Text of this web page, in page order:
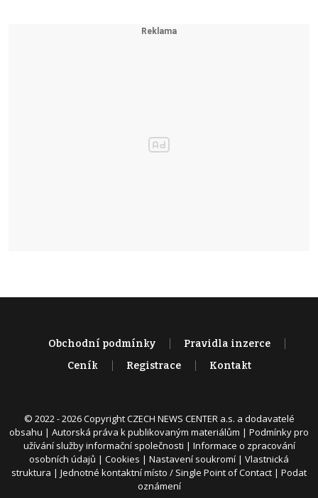
Obchodní podmínky
Pravidla inzerce
Ceník
Registrace Kontakt
© 2022 - 2026 Copyright CZECH NEWS CENTER a.s. a dodavatelé
obsahu | Autorská práva k publikovaným materiálům | Podmínky pro
užívání služby informační společnosti | Informace o zpracování
osobních údajů | Cookies | Nastavení soukromí | Vlastnická
struktura | Jednotné kontaktní místo / Single Point of Contact | Podat
oznámení